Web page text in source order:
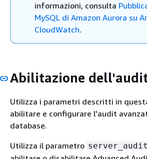
informazioni, consulta
MySQL di Amazon Aurora su
CloudWatch.
Abilitazione
Utilizza i parametri descritti in
abilitare e configurare l'audit
database.
Utilizza il parametro